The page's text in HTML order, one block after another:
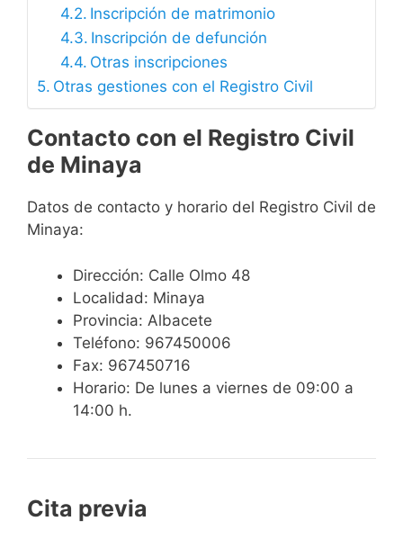
Inscripción de matrimonio
Inscripción de defunción
Otras inscripciones
Otras gestiones con el Registro Civil
Contacto con el Registro Civil
de Minaya
Datos de contacto y horario del Registro Civil de
Minaya:
Dirección: Calle Olmo 48
Localidad: Minaya
Provincia: Albacete
Teléfono: 967450006
Fax: 967450716
Horario: De lunes a viernes de 09:00 a
14:00 h.
Cita previa